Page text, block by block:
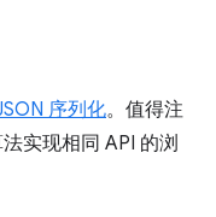
序列化。值得注
实现相同 API 的浏